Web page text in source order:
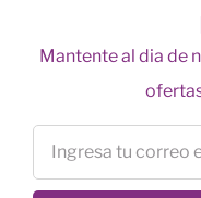
Mantente al dia de